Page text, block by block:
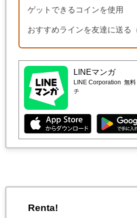
ゲットできるコインを使用
おすすめラインを友達に送る
LINEマンガ
LINE Corporation 無料
チ
Renta!